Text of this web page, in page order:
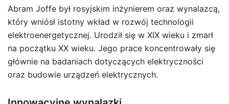
Abram Joffe był rosyjskim inżynierem oraz wynalazcą,
który wniósł istotny wkład w rozwój technologii
elektroenergetycznej. Urodził się w XIX wieku i zmarł
na początku XX wieku. Jego prace koncentrowały się
głównie na badaniach dotyczących elektryczności
oraz budowie urządzeń elektrycznych.